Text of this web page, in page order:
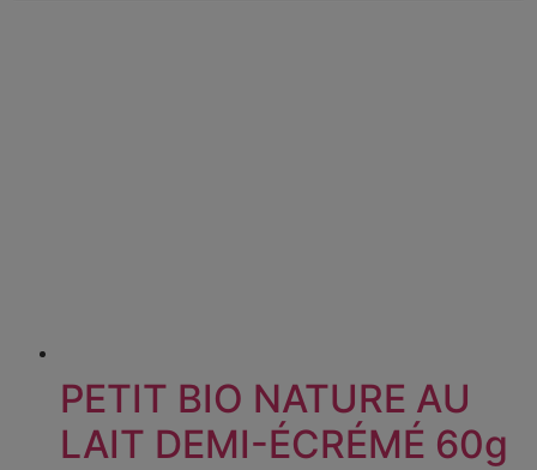
PETIT BIO NATURE AU
LAIT DEMI-ÉCRÉMÉ 60g